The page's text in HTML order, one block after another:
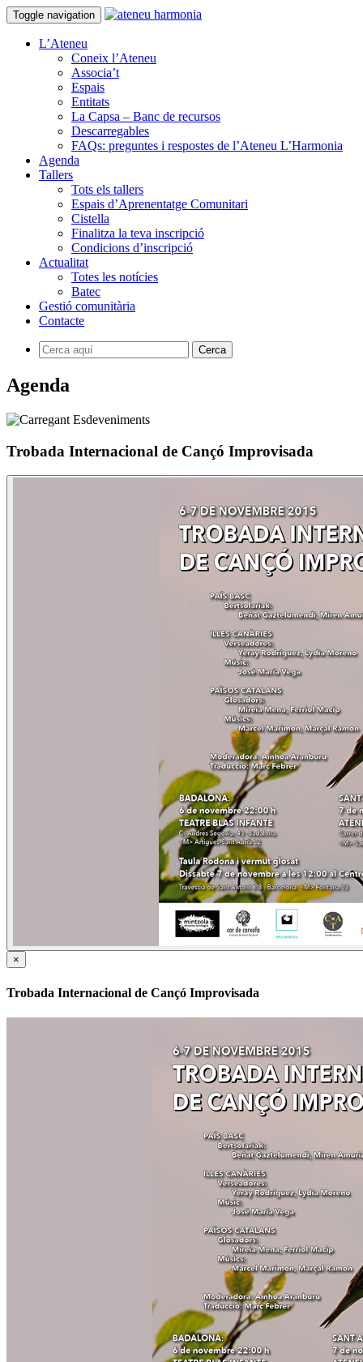
Toggle navigation
L’Ateneu
Coneix l’Ateneu
Associa’t
Espais
Entitats
La Capsa – Banc de recursos
Descarregables
FAQs: preguntes i respostes de l’Ateneu L’Harmonia
Agenda
Tallers
Tots els tallers
Espais d’Aprenentatge Comunitari
Cistella
Finalitza la teva inscripció
Condicions d’inscripció
Actualitat
Totes les notícies
Batec
Gestió comunitària
Contacte
Agenda
Trobada Internacional de Cançó Improvisada
×
Trobada Internacional de Cançó Improvisada